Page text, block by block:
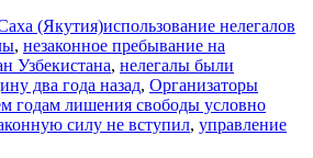
(Якутия)использование нелегалов
, незаконное пребывание на
Узбекистана, нелегалы были
два года назад, Организаторы
годам лишения свободы условно
силу не вступил, управление